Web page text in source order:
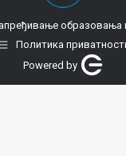
образовања
Политика
Powered by